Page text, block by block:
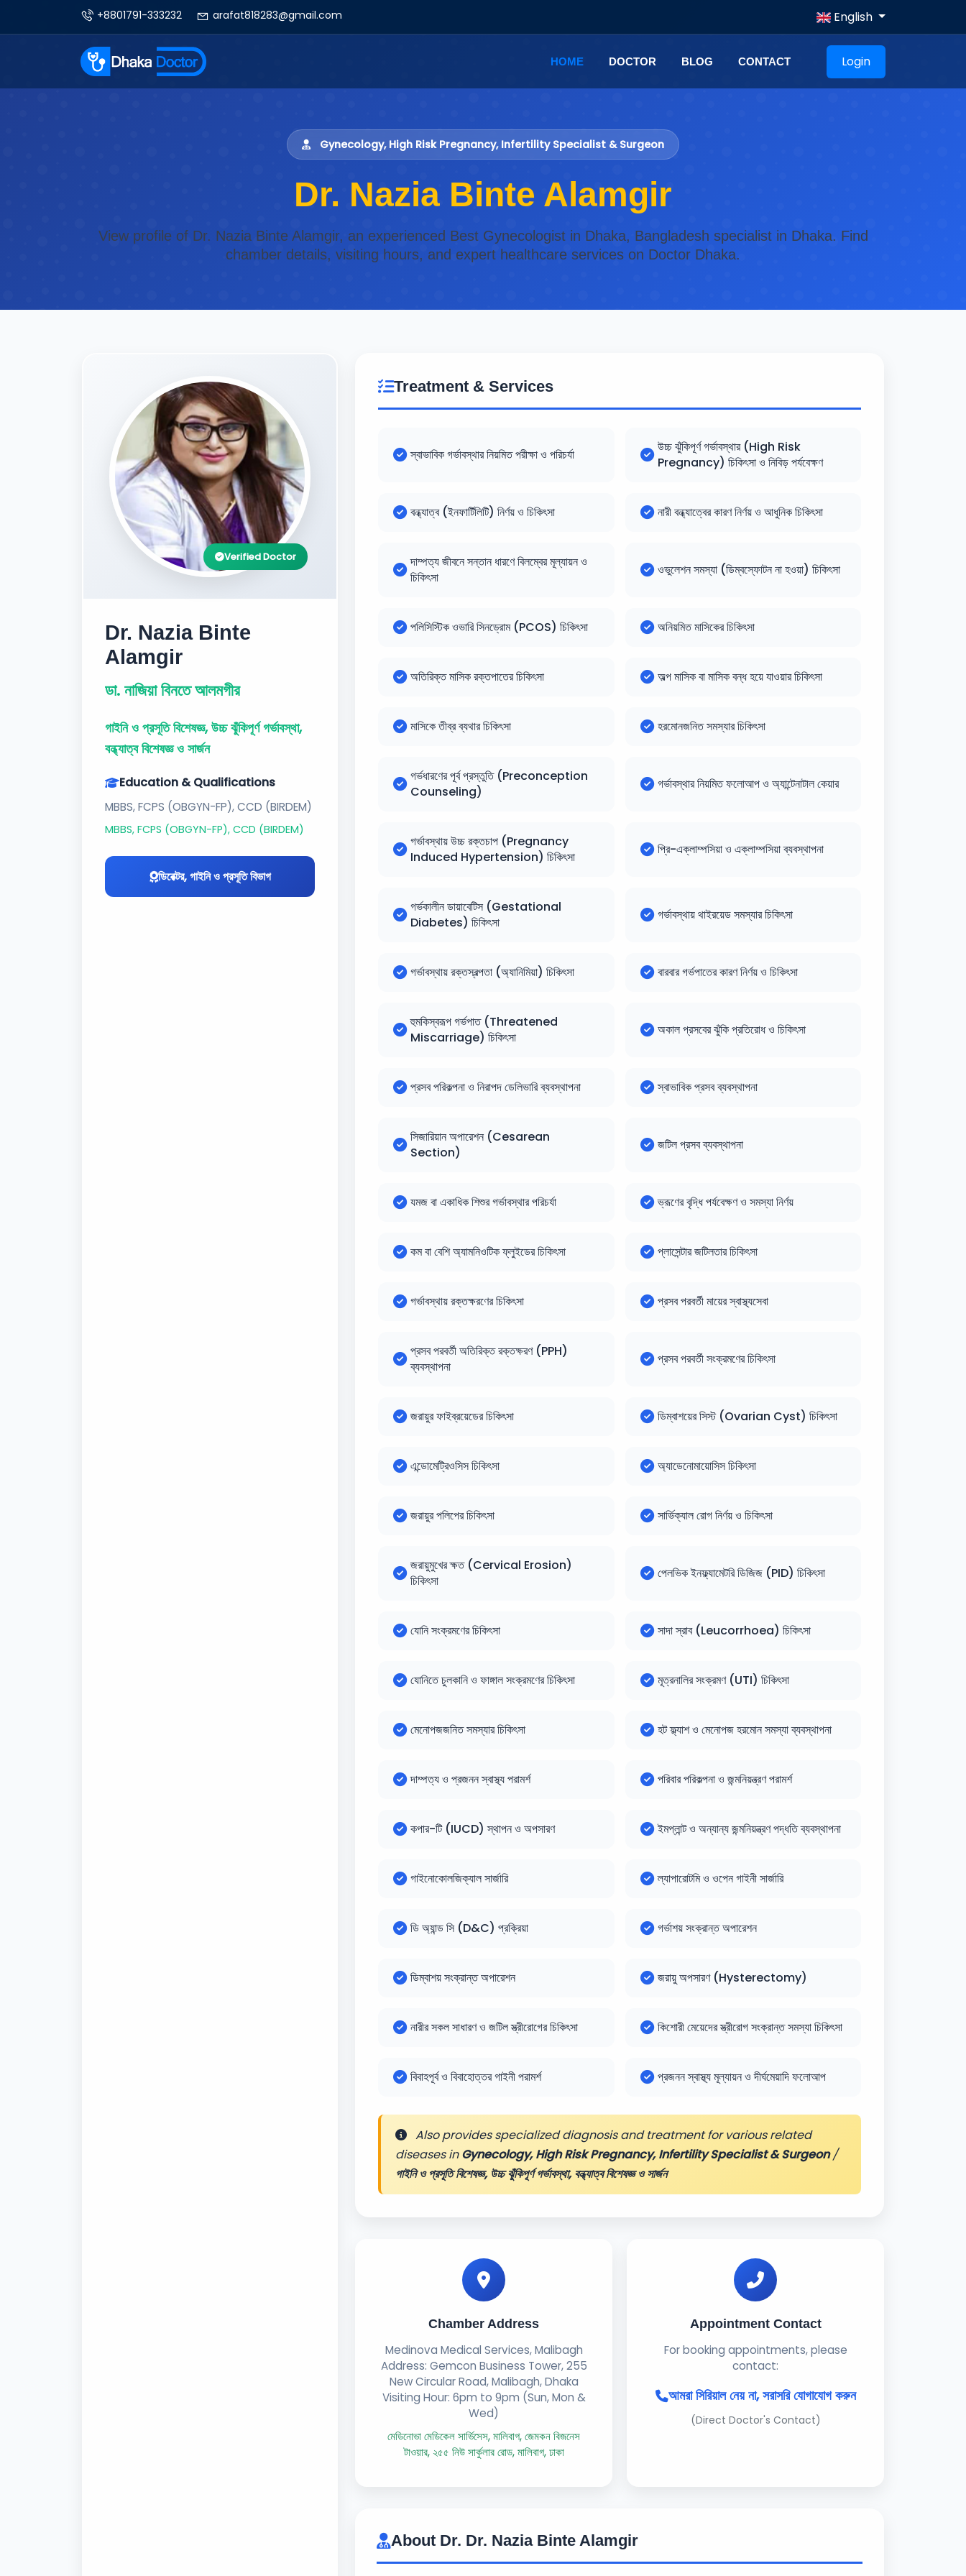
+8801791-333232 arafat818283@gmail.com English
HOME DOCTOR BLOG CONTACT Login
Gynecology, High Risk Pregnancy, Infertility Specialist & Surgeon
Dr. Nazia Binte Alamgir
View profile of Dr. Nazia Binte Alamgir, an experienced Best Gynecologist in Dhaka, Bangladesh specialist in Dhaka. Find
chamber details, visiting hours, and expert healthcare services on Doctor Dhaka.
Verified Doctor
Dr. Nazia Binte
Alamgir
ডা. নাজিয়া বিনতে আলমগীর
গাইনি ও প্রসূতি বিশেষজ্ঞ, উচ্চ ঝুঁকিপূর্ণ গর্ভাবস্থা,
বন্ধ্যাত্ব বিশেষজ্ঞ ও সার্জন
Education & Qualifications
MBBS, FCPS (OBGYN-FP), CCD (BIRDEM)
MBBS, FCPS (OBGYN-FP), CCD (BIRDEM)
ডিরেক্টর, গাইনি ও প্রসূতি বিভাগ
Treatment & Services
স্বাভাবিক গর্ভাবস্থার নিয়মিত পরীক্ষা ও পরিচর্যা
উচ্চ ঝুঁকিপূর্ণ গর্ভাবস্থার (High Risk
Pregnancy) চিকিৎসা ও নিবিড় পর্যবেক্ষণ
বন্ধ্যাত্ব (ইনফার্টিলিটি) নির্ণয় ও চিকিৎসা নারী বন্ধ্যাত্বের কারণ নির্ণয় ও আধুনিক চিকিৎসা
দাম্পত্য জীবনে সন্তান ধারণে বিলম্বের মূল্যায়ন ও
চিকিৎসা
ওভুলেশন সমস্যা (ডিম্বস্ফোটন না হওয়া) চিকিৎসা
পলিসিস্টিক ওভারি সিনড্রোম (PCOS) চিকিৎসা অনিয়মিত মাসিকের চিকিৎসা
অতিরিক্ত মাসিক রক্তপাতের চিকিৎসা অল্প মাসিক বা মাসিক বন্ধ হয়ে যাওয়ার চিকিৎসা
মাসিকে তীব্র ব্যথার চিকিৎসা হরমোনজনিত সমস্যার চিকিৎসা
গর্ভধারণের পূর্ব প্রস্তুতি (Preconception
Counseling)
গর্ভাবস্থার নিয়মিত ফলোআপ ও অ্যান্টেনাটাল কেয়ার
গর্ভাবস্থায় উচ্চ রক্তচাপ (Pregnancy
Induced Hypertension) চিকিৎসা
প্রি-এক্লাম্পসিয়া ও এক্লাম্পসিয়া ব্যবস্থাপনা
গর্ভকালীন ডায়াবেটিস (Gestational
Diabetes) চিকিৎসা
গর্ভাবস্থায় থাইরয়েড সমস্যার চিকিৎসা
গর্ভাবস্থায় রক্তস্বল্পতা (অ্যানিমিয়া) চিকিৎসা বারবার গর্ভপাতের কারণ নির্ণয় ও চিকিৎসা
হুমকিস্বরূপ গর্ভপাত (Threatened
Miscarriage) চিকিৎসা
অকাল প্রসবের ঝুঁকি প্রতিরোধ ও চিকিৎসা
প্রসব পরিকল্পনা ও নিরাপদ ডেলিভারি ব্যবস্থাপনা স্বাভাবিক প্রসব ব্যবস্থাপনা
সিজারিয়ান অপারেশন (Cesarean
Section)
জটিল প্রসব ব্যবস্থাপনা
যমজ বা একাধিক শিশুর গর্ভাবস্থার পরিচর্যা ভ্রূণের বৃদ্ধি পর্যবেক্ষণ ও সমস্যা নির্ণয়
কম বা বেশি অ্যামনিওটিক ফ্লুইডের চিকিৎসা প্লাসেন্টার জটিলতার চিকিৎসা
গর্ভাবস্থায় রক্তক্ষরণের চিকিৎসা প্রসব পরবর্তী মায়ের স্বাস্থ্যসেবা
প্রসব পরবর্তী অতিরিক্ত রক্তক্ষরণ (PPH)
ব্যবস্থাপনা
প্রসব পরবর্তী সংক্রমণের চিকিৎসা
জরায়ুর ফাইব্রয়েডের চিকিৎসা ডিম্বাশয়ের সিস্ট (Ovarian Cyst) চিকিৎসা
এন্ডোমেট্রিওসিস চিকিৎসা অ্যাডেনোমায়োসিস চিকিৎসা
জরায়ুর পলিপের চিকিৎসা সার্ভিক্যাল রোগ নির্ণয় ও চিকিৎসা
জরায়ুমুখের ক্ষত (Cervical Erosion)
চিকিৎসা
পেলভিক ইনফ্ল্যামেটরি ডিজিজ (PID) চিকিৎসা
যোনি সংক্রমণের চিকিৎসা সাদা স্রাব (Leucorrhoea) চিকিৎসা
যোনিতে চুলকানি ও ফাঙ্গাল সংক্রমণের চিকিৎসা মূত্রনালির সংক্রমণ (UTI) চিকিৎসা
মেনোপজজনিত সমস্যার চিকিৎসা হট ফ্ল্যাশ ও মেনোপজ হরমোন সমস্যা ব্যবস্থাপনা
দাম্পত্য ও প্রজনন স্বাস্থ্য পরামর্শ পরিবার পরিকল্পনা ও জন্মনিয়ন্ত্রণ পরামর্শ
কপার-টি (IUCD) স্থাপন ও অপসারণ ইমপ্লান্ট ও অন্যান্য জন্মনিয়ন্ত্রণ পদ্ধতি ব্যবস্থাপনা
গাইনোকোলজিক্যাল সার্জারি ল্যাপারোটমি ও ওপেন গাইনী সার্জারি
ডি অ্যান্ড সি (D&C) প্রক্রিয়া গর্ভাশয় সংক্রান্ত অপারেশন
ডিম্বাশয় সংক্রান্ত অপারেশন জরায়ু অপসারণ (Hysterectomy)
নারীর সকল সাধারণ ও জটিল স্ত্রীরোগের চিকিৎসা কিশোরী মেয়েদের স্ত্রীরোগ সংক্রান্ত সমস্যা চিকিৎসা
বিবাহপূর্ব ও বিবাহোত্তর গাইনী পরামর্শ প্রজনন স্বাস্থ্য মূল্যায়ন ও দীর্ঘমেয়াদি ফলোআপ
Also provides specialized diagnosis and treatment for various related
diseases inGynecology, High Risk Pregnancy, Infertility Specialist & Surgeon/
গাইনি ও প্রসূতি বিশেষজ্ঞ, উচ্চ ঝুঁকিপূর্ণ গর্ভাবস্থা, বন্ধ্যাত্ব বিশেষজ্ঞ ও সার্জন
Chamber Address
Medinova Medical Services, Malibagh
Address: Gemcon Business Tower, 255
New Circular Road, Malibagh, Dhaka
Visiting Hour: 6pm to 9pm (Sun, Mon &
Wed)
মেডিনোভা মেডিকেল সার্ভিসেস, মালিবাগ, জেমকন বিজনেস
টাওয়ার, ২৫৫ নিউ সার্কুলার রোড, মালিবাগ, ঢাকা
Appointment Contact
For booking appointments, please
contact:
আমরা সিরিয়াল নেয় না, সরাসরি যোগাযোগ করুন
(Direct Doctor's Contact)
About Dr. Dr. Nazia Binte Alamgir